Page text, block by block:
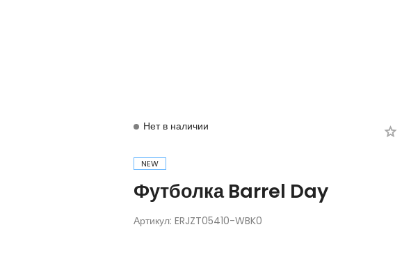
Нет в наличии
NEW
Футболка Barrel Day
Артикул: ERJZT05410-WBK0